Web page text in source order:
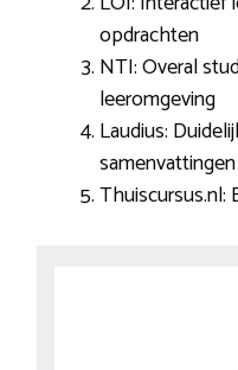
opdrachten
NTI: Overal
leeromgeving
Laudius:
samenvattingen
Thuiscursus.nl: